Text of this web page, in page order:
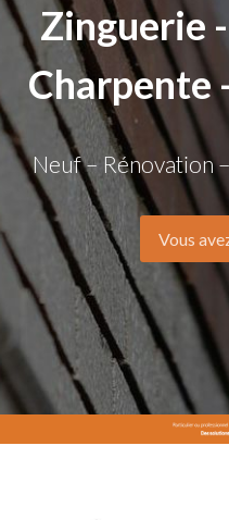
Zinguerie
Charpente
Neuf – Rénovation
Vous